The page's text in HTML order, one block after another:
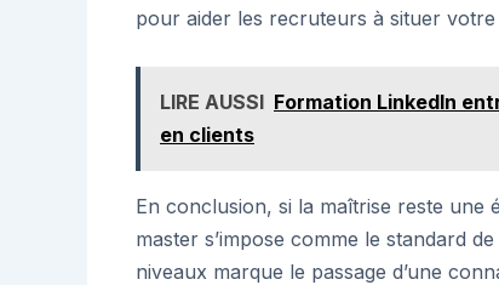
pour aider les recruteurs à situer votre
LIRE AUSSI Formation LinkedIn
en clients
En conclusion, si la maîtrise reste une
master s’impose comme le standard
niveaux marque le passage d’une